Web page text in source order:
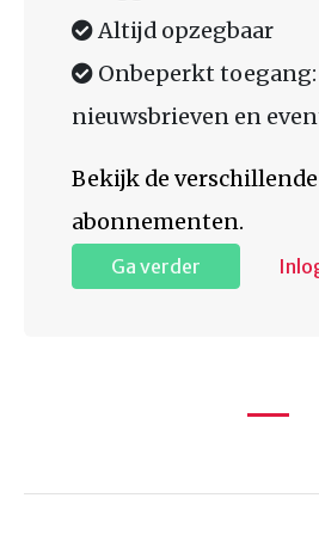
Altijd opzegbaar
Onbeperkt toegang:
nieuwsbrieven en
Bekijk de verschillende
abonnementen.
Ga verder